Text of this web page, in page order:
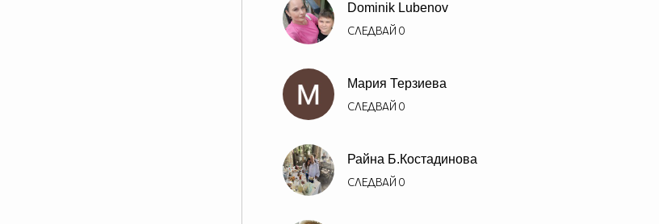
Dominik Lubenov
СЛЕДВАЙ 0
Мария Терзиева
СЛЕДВАЙ 0
Райна Б.Костадинова
СЛЕДВАЙ 0